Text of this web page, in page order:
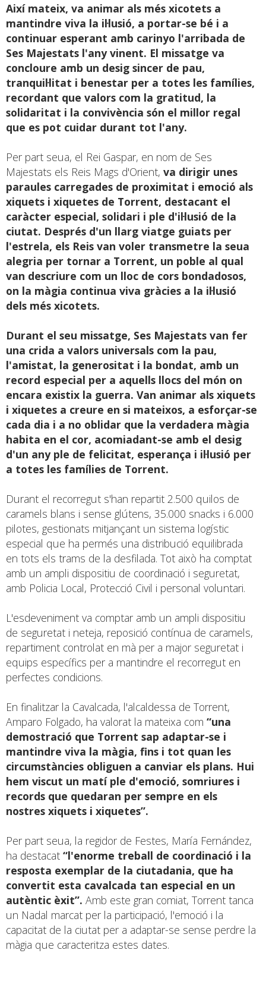
Així mateix, va animar als més xicotets a
mantindre viva la il·lusió, a portar-se bé i a
continuar esperant amb carinyo l'arribada de
Ses Majestats l'any vinent. El missatge va
concloure amb un desig sincer de pau,
tranquil·litat i benestar per a totes les famílies,
recordant que valors com la gratitud, la
solidaritat i la convivència són el millor regal
que es pot cuidar durant tot l'any.
Per part seua, el Rei Gaspar, en nom de Ses
Majestats els Reis Mags d'Orient, va dirigir unes
paraules carregades de proximitat i emoció als
xiquets i xiquetes de Torrent, destacant el
caràcter especial, solidari i ple d'il·lusió de la
ciutat. Després d'un llarg viatge guiats per
l'estrela, els Reis van voler transmetre la seua
alegria per tornar a Torrent, un poble al qual
van descriure com un lloc de cors bondadosos,
on la màgia continua viva gràcies a la il·lusió
dels més xicotets.
Durant el seu missatge, Ses Majestats van fer
una crida a valors universals com la pau,
l'amistat, la generositat i la bondat, amb un
record especial per a aquells llocs del món on
encara existix la guerra. Van animar als xiquets
i xiquetes a creure en si mateixos, a esforçar-se
cada dia i a no oblidar que la verdadera màgia
habita en el cor, acomiadant-se amb el desig
d'un any ple de felicitat, esperança i il·lusió per
a totes les famílies de Torrent.
Durant el recorregut s'han repartit 2.500 quilos de
caramels blans i sense glútens, 35.000 snacks i 6.000
pilotes, gestionats mitjançant un sistema logístic
especial que ha permés una distribució equilibrada
en tots els trams de la desfilada. Tot això ha comptat
amb un ampli dispositiu de coordinació i seguretat,
amb Policia Local, Protecció Civil i personal voluntari.
L'esdeveniment va comptar amb un ampli dispositiu
de seguretat i neteja, reposició contínua de caramels,
repartiment controlat en mà per a major seguretat i
equips específics per a mantindre el recorregut en
perfectes condicions.
En finalitzar la Cavalcada, l'alcaldessa de Torrent,
Amparo Folgado, ha valorat la mateixa com “una
demostració que Torrent sap adaptar-se i
mantindre viva la màgia, fins i tot quan les
circumstàncies obliguen a canviar els plans. Hui
hem viscut un matí ple d'emoció, somriures i
records que quedaran per sempre en els
nostres xiquets i xiquetes”.
Per part seua, la regidor de Festes, María Fernández,
ha destacat “l'enorme treball de coordinació i la
resposta exemplar de la ciutadania, que ha
convertit esta cavalcada tan especial en un
autèntic èxit”. Amb este gran comiat, Torrent tanca
un Nadal marcat per la participació, l'emoció i la
capacitat de la ciutat per a adaptar-se sense perdre la
màgia que caracteritza estes dates.